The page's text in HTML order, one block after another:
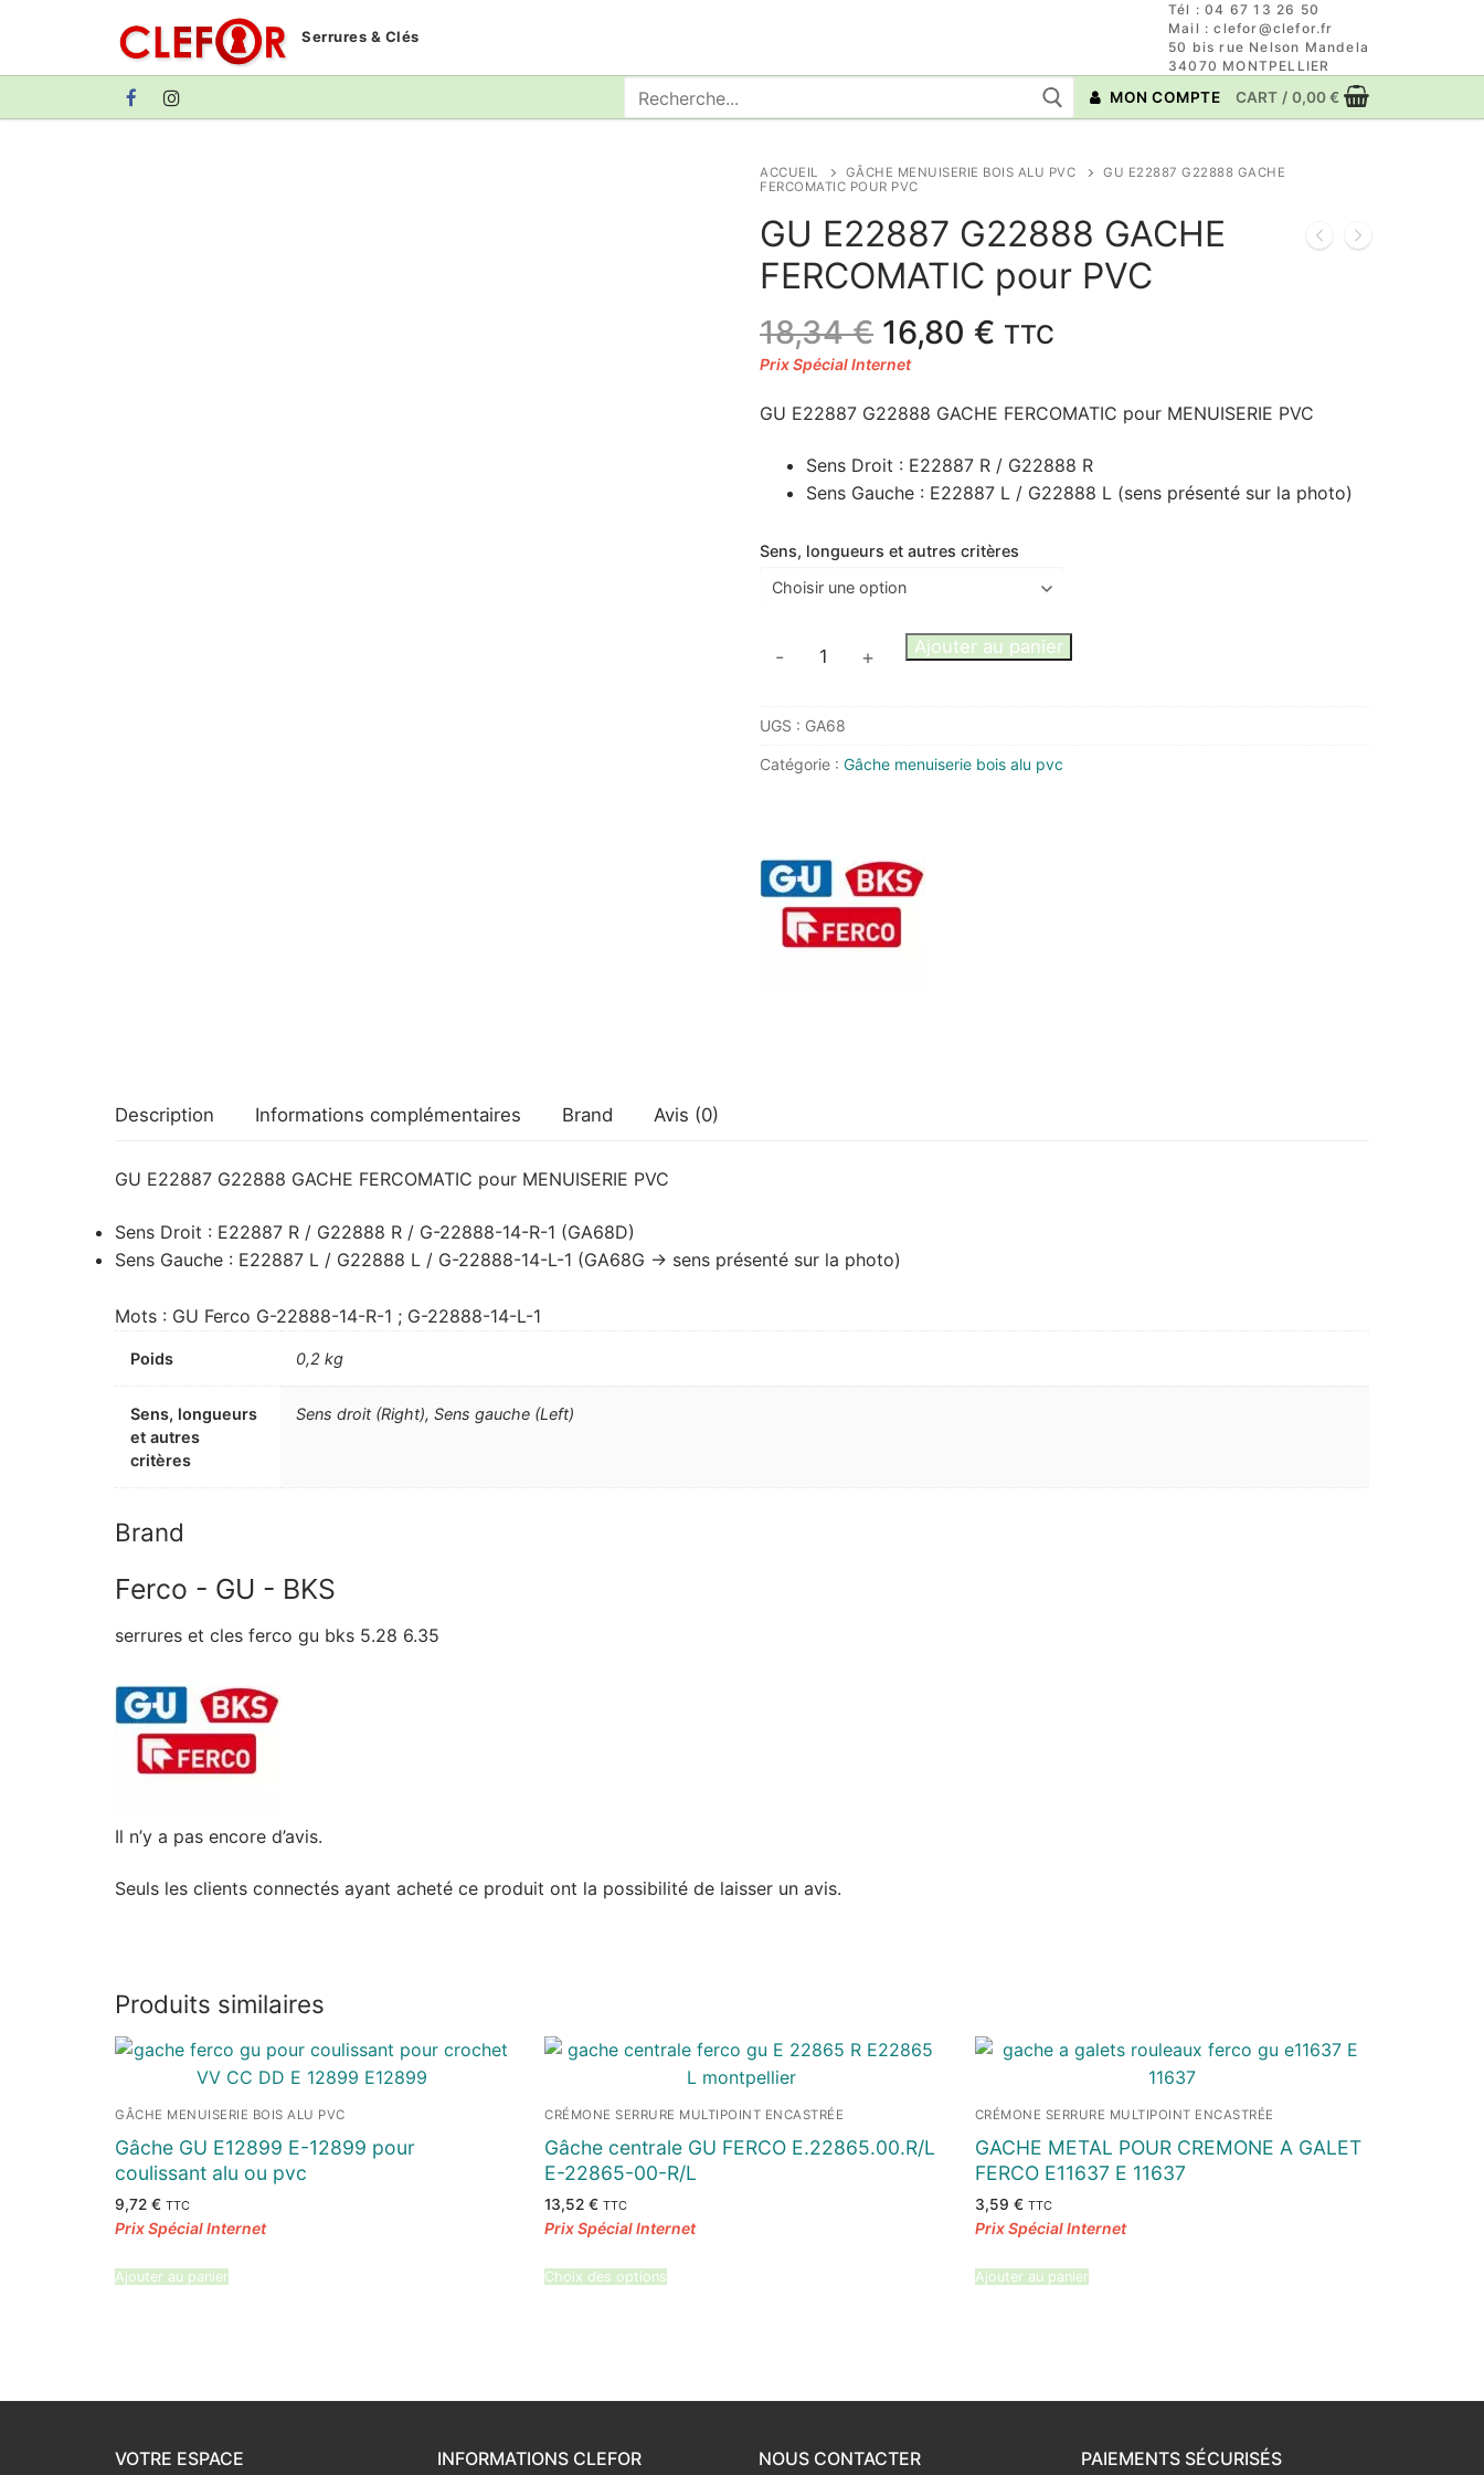
Serrures & Clés
Tél : 04 67 13 26 50
Mail : clefor@clefor.fr
50 bis rue Nelson Mandela
34070 MONTPELLIER
Rechercher
:
MON COMPTE CART / 0,00€
ACCUEIL GÂCHE MENUISERIE BOIS ALU PVC
GU E22887 G22888 GACHE
FERCOMATIC POUR PVC
GU E22887 G22888 GACHE
FERCOMATIC pour PVC
18,34€ Le
prix
était :
18,34 €.
16,80 € Le
est :
16,80 €.
TTC
GU E22887 G22888 GACHE FERCOMATIC pour MENUISERIE PVC
Sens Droit : E22887 R / G22888 R
Sens Gauche : E22887 L / G22888 L (sens présenté sur la photo)
Sens, longueurs et autres critères
quantité
E22887
G22888
PVC
- + Ajouter au panier
UGS : GA68
Catégorie : Gâche menuiserie bois alu pvc
Description Informations complémentaires Brand Avis (0)
GU E22887 G22888 GACHE FERCOMATIC pour MENUISERIE PVC
Sens Droit : E22887 R / G22888 R / G-22888-14-R-1 (GA68D)
Sens Gauche : E22887 L / G22888 L / G-22888-14-L-1 (GA68G -> sens présenté sur la photo)
Mots : GU Ferco G-22888-14-R-1 ; G-22888-14-L-1
Poids 0,2 kg
Sens, longueurs
et autres
critères
Sens droit (Right), Sens gauche (Left)
Brand
Ferco - GU - BKS
serrures et cles ferco gu bks 5.28 6.35
Il n’y a pas encore d’avis.
Seuls les clients connectés ayant acheté ce produit ont la possibilité de laisser un avis.
Produits similaires
GÂCHE MENUISERIE BOIS ALU PVC
Gâche GU E12899 E-12899 pour
coulissant alu ou pvc
9,72 € TTC
Ajouter au panier
CRÉMONE SERRURE MULTIPOINT ENCASTRÉE
Gâche centrale GU FERCO E.22865.00.R/L
E-22865-00-R/L
13,52€ TTC
Choix des options
CRÉMONE SERRURE MULTIPOINT ENCASTRÉE
GACHE METAL POUR CREMONE A GALET
FERCO E11637 E 11637
3,59 € TTC
Ajouter au panier
VOTRE ESPACE INFORMATIONS CLEFOR NOUS CONTACTER PAIEMENTS SÉCURISÉS